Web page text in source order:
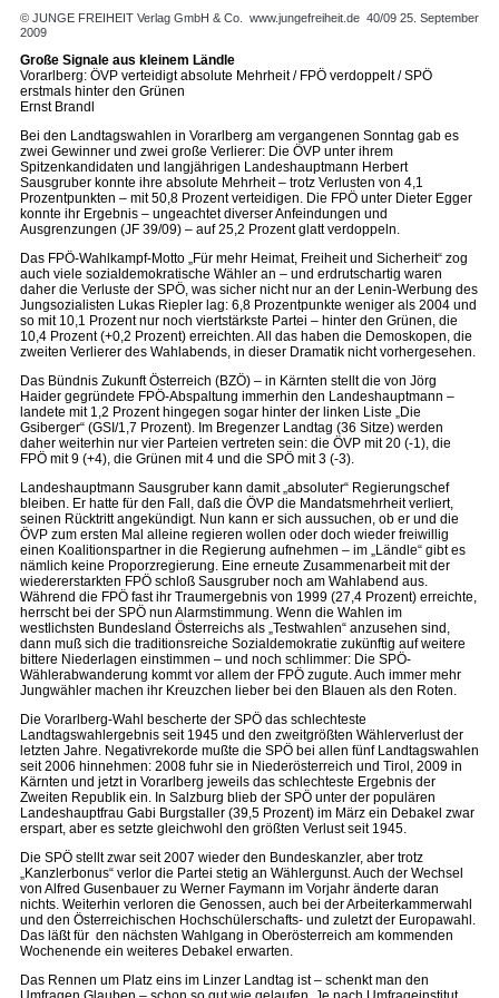
© JUNGE FREIHEIT Verlag GmbH & Co. www.jungefreiheit.de 40/09 25. September
2009
Große Signale aus kleinem Ländle
Vorarlberg: ÖVP verteidigt absolute Mehrheit / FPÖ verdoppelt / SPÖ
erstmals hinter den Grünen
Ernst Brandl
Bei den Landtagswahlen in Vorarlberg am vergangenen Sonntag gab es
zwei Gewinner und zwei große Verlierer: Die ÖVP unter ihrem
Spitzenkandidaten und langjährigen Landeshauptmann Herbert
Sausgruber konnte ihre absolute Mehrheit – trotz Verlusten von 4,1
Prozentpunkten – mit 50,8 Prozent verteidigen. Die FPÖ unter Dieter Egger
konnte ihr Ergebnis – ungeachtet diverser Anfeindungen und
Ausgrenzungen (JF 39/09) – auf 25,2 Prozent glatt verdoppeln.
Das FPÖ-Wahlkampf-Motto „Für mehr Heimat, Freiheit und Sicherheit“ zog
auch viele sozialdemokratische Wähler an – und erdrutschartig waren
daher die Verluste der SPÖ, was sicher nicht nur an der Lenin-Werbung des
Jungsozialisten Lukas Riepler lag: 6,8 Prozentpunkte weniger als 2004 und
so mit 10,1 Prozent nur noch viertstärkste Partei – hinter den Grünen, die
10,4 Prozent (+0,2 Prozent) erreichten. All das haben die Demoskopen, die
zweiten Verlierer des Wahlabends, in dieser Dramatik nicht vorhergesehen.
Das Bündnis Zukunft Österreich (BZÖ) – in Kärnten stellt die von Jörg
Haider gegründete FPÖ-Abspaltung immerhin den Landeshauptmann –
landete mit 1,2 Prozent hingegen sogar hinter der linken Liste „Die
Gsiberger“ (GSI/1,7 Prozent). Im Bregenzer Landtag (36 Sitze) werden
daher weiterhin nur vier Parteien vertreten sein: die ÖVP mit 20 (-1), die
FPÖ mit 9 (+4), die Grünen mit 4 und die SPÖ mit 3 (-3).
Landeshauptmann Sausgruber kann damit „absoluter“ Regierungschef
bleiben. Er hatte für den Fall, daß die ÖVP die Mandatsmehrheit verliert,
seinen Rücktritt angekündigt. Nun kann er sich aussuchen, ob er und die
ÖVP zum ersten Mal alleine regieren wollen oder doch wieder freiwillig
einen Koalitionspartner in die Regierung aufnehmen – im „Ländle“ gibt es
nämlich keine Proporzregierung. Eine erneute Zusammenarbeit mit der
wiedererstarkten FPÖ schloß Sausgruber noch am Wahlabend aus.
Während die FPÖ fast ihr Traumergebnis von 1999 (27,4 Prozent) erreichte,
herrscht bei der SPÖ nun Alarmstimmung. Wenn die Wahlen im
westlichsten Bundesland Österreichs als „Testwahlen“ anzusehen sind,
dann muß sich die traditionsreiche Sozialdemokratie zukünftig auf weitere
bittere Niederlagen einstimmen – und noch schlimmer: Die SPÖ-
Wählerabwanderung kommt vor allem der FPÖ zugute. Auch immer mehr
Jungwähler machen ihr Kreuzchen lieber bei den Blauen als den Roten.
Die Vorarlberg-Wahl bescherte der SPÖ das schlechteste
Landtagswahlergebnis seit 1945 und den zweitgrößten Wählerverlust der
letzten Jahre. Negativrekorde mußte die SPÖ bei allen fünf Landtagswahlen
seit 2006 hinnehmen: 2008 fuhr sie in Niederösterreich und Tirol, 2009 in
Kärnten und jetzt in Vorarlberg jeweils das schlechteste Ergebnis der
Zweiten Republik ein. In Salzburg blieb der SPÖ unter der populären
Landeshauptfrau Gabi Burgstaller (39,5 Prozent) im März ein Debakel zwar
erspart, aber es setzte gleichwohl den größten Verlust seit 1945.
Die SPÖ stellt zwar seit 2007 wieder den Bundeskanzler, aber trotz
„Kanzlerbonus“ verlor die Partei stetig an Wählergunst. Auch der Wechsel
von Alfred Gusenbauer zu Werner Faymann im Vorjahr änderte daran
nichts. Weiterhin verloren die Genossen, auch bei der Arbeiterkammerwahl
und den Österreichischen Hochschülerschafts- und zuletzt der Europawahl.
Das läßt für den nächsten Wahlgang in Oberösterreich am kommenden
Wochenende ein weiteres Debakel erwarten.
Das Rennen um Platz eins im Linzer Landtag ist – schenkt man den